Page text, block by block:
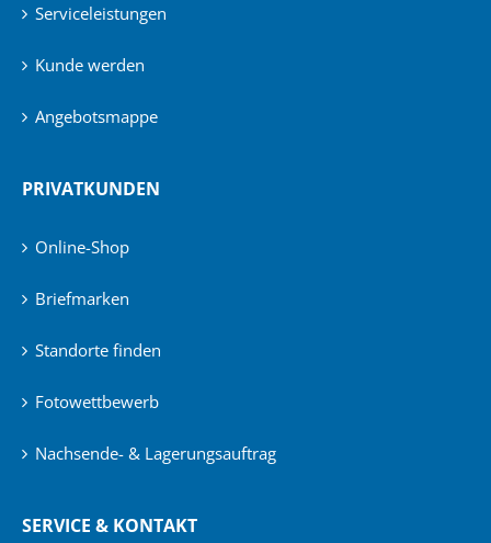
Serviceleistungen
Kunde werden
Angebotsmappe
PRIVATKUNDEN
Online-Shop
Briefmarken
Standorte finden
Fotowettbewerb
Nachsende- & Lagerungsauftrag
SERVICE & KONTAKT